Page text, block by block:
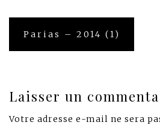
l’article
Parias – 2014 (1)
Laisser un
Votre adresse e-mail ne sera